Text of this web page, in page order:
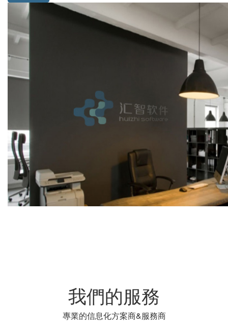
我們的服務
專業的信息化方案商&服務商